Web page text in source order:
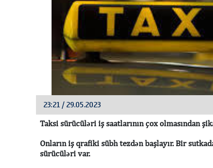
23:21 / 29.05.2023
Taksi sürücüləri iş saatlarının çox olmasından
Onların iş qrafiki sübh tezdən başlayır. Bir
sürücüləri var.